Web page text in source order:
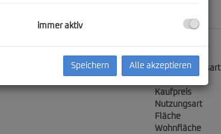
Eckdaten
Objektnr.
Zimmer
Vermarktungsart
Kaufpreis
Nutzungsart
Fläche
Wohnfläche
immer aktiv
Speichern Alle akzeptieren